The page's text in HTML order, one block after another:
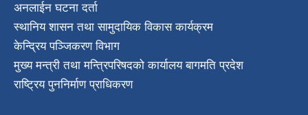
अनलाईन घटना दर्ता
स्थानिय शासन तथा सामुदायिक विकास कार्यक्रम
केन्द्रिय पञ्जिकरण विभाग
मुख्य मन्त्री तथा मन्त्रिपरिषदको कार्यालय बागमति प्रदेश
राष्ट्रिय पुननिर्माण प्राधिकरण